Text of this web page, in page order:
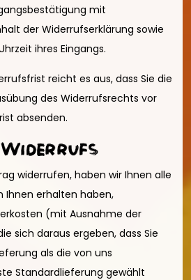
mit
der Widerrufserklärung sowie
ihres Eingangs.
reicht es aus, dass Sie die
des Widerrufsrechts vor
absenden.
Widerrufs
widerrufen, haben wir Ihnen alle
Ihnen erhalten haben,
(mit Ausnahme der
sich daraus ergeben, dass Sie
als die von uns
Standardlieferung gewählt